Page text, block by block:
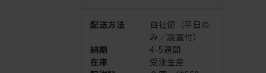
配送方法
自社便（平日の
み／設置付）
納期
4-5週間
在庫
受注生産